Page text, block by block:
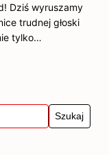
Dziś wyruszamy
trudnej głoski
tylko…